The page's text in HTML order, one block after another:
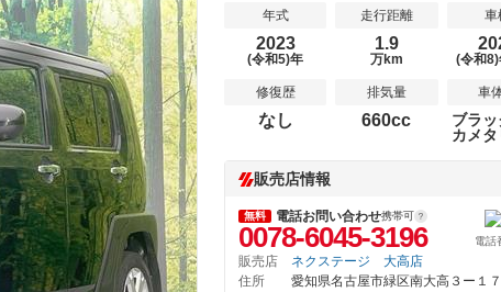
年式
2023
(令和5)年
走行距離
1.9
万km
車
(令和8)
修復歴
なし
排気量
660cc
車
ブラッ
カメタ
販売店情報
無料 電話お問い合わせ携帯可
0078-6045-3196 電話
販売店
ネクステージ 大高店
住所
愛知県名古屋市緑区南大高３ー１